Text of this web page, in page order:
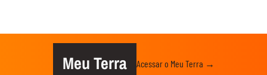
Meu Terra Acessar o Meu Terra →